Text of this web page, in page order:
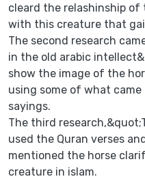
cleard the relashinship of
with this creature that
The second research
in the old arabic
show the image of the
using some of what
sayings.
The third
used the Quran verses
mentioned the horse
creature in islam.